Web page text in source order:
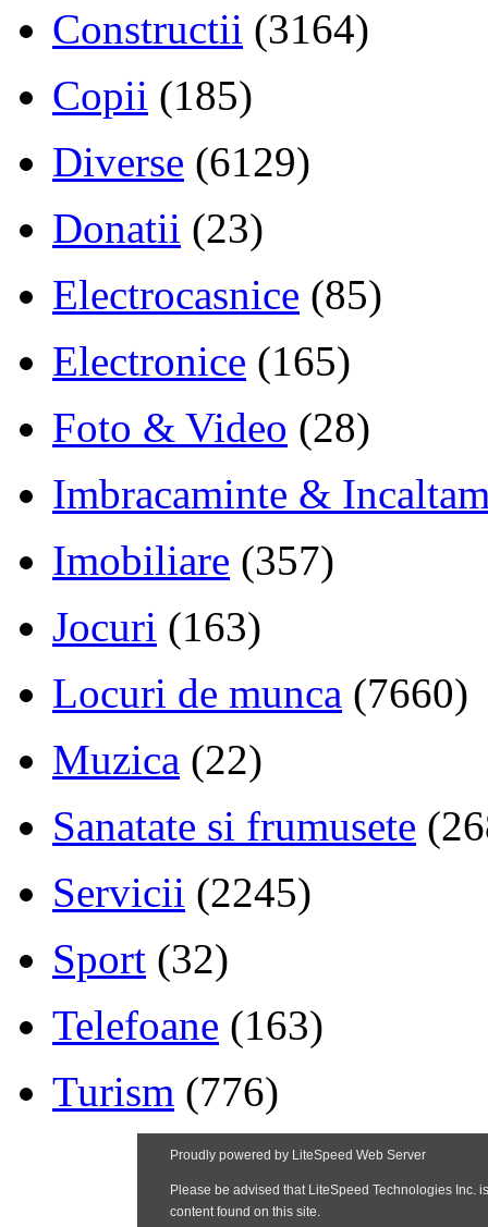
Constructii (3164)
Copii (185)
Diverse (6129)
Donatii (23)
Electrocasnice (85)
Electronice (165)
Foto & Video (28)
Imbracaminte &
Imobiliare (357)
Jocuri (163)
Locuri de munca (7660)
Muzica (22)
Sanatate si frumusete
Servicii (2245)
Sport (32)
Telefoane (163)
Turism (776)